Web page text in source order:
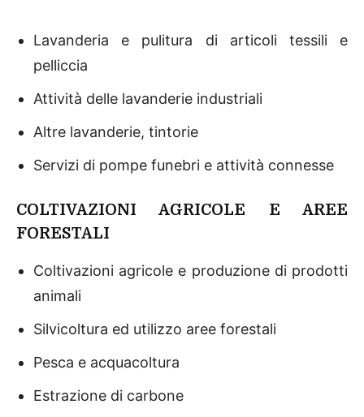
Lavanderia e pulitura di articoli tessili e
pelliccia
Attività delle lavanderie industriali
Altre lavanderie, tintorie
Servizi di pompe funebri e attività connesse
COLTIVAZIONI AGRICOLE E AREE
FORESTALI
Coltivazioni agricole e produzione di prodotti
animali
Silvicoltura ed utilizzo aree forestali
Pesca e acquacoltura
Estrazione di carbone